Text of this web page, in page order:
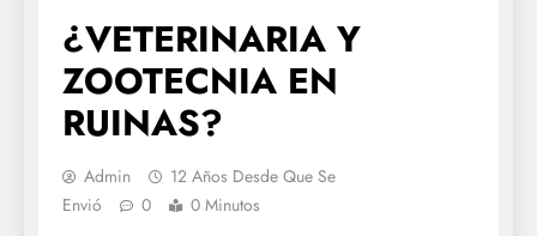
¿VETERINARIA Y
ZOOTECNIA EN
RUINAS?
Admin
12 Años Desde Que Se
Envió
0 0 Minutos